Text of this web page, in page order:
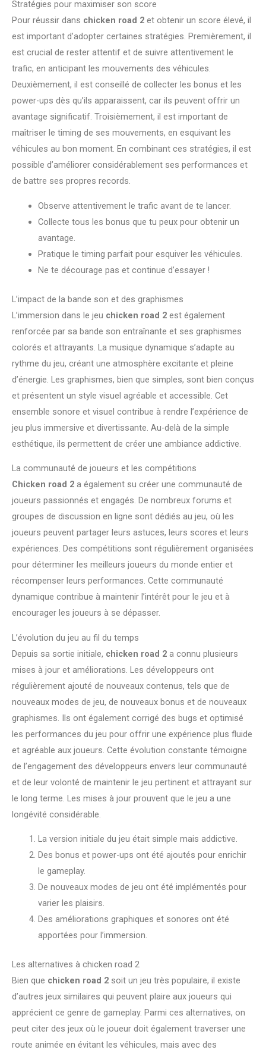
Stratégies pour maximiser son score
Pour réussir dans chicken road 2 et obtenir un score élevé, il
est important d’adopter certaines stratégies. Premièrement, il
est crucial de rester attentif et de suivre attentivement le
trafic, en anticipant les mouvements des véhicules.
Deuxièmement, il est conseillé de collecter les bonus et les
power-ups dès qu’ils apparaissent, car ils peuvent offrir un
avantage significatif. Troisièmement, il est important de
maîtriser le timing de ses mouvements, en esquivant les
véhicules au bon moment. En combinant ces stratégies, il est
possible d’améliorer considérablement ses performances et
de battre ses propres records.
Observe attentivement le trafic avant de te lancer.
Collecte tous les bonus que tu peux pour obtenir un
avantage.
Pratique le timing parfait pour esquiver les véhicules.
Ne te décourage pas et continue d’essayer !
L’impact de la bande son et des graphismes
L’immersion dans le jeu chicken road 2 est également
renforcée par sa bande son entraînante et ses graphismes
colorés et attrayants. La musique dynamique s’adapte au
rythme du jeu, créant une atmosphère excitante et pleine
d’énergie. Les graphismes, bien que simples, sont bien conçus
et présentent un style visuel agréable et accessible. Cet
ensemble sonore et visuel contribue à rendre l’expérience de
jeu plus immersive et divertissante. Au-delà de la simple
esthétique, ils permettent de créer une ambiance addictive.
La communauté de joueurs et les compétitions
Chicken road 2 a également su créer une communauté de
joueurs passionnés et engagés. De nombreux forums et
groupes de discussion en ligne sont dédiés au jeu, où les
joueurs peuvent partager leurs astuces, leurs scores et leurs
expériences. Des compétitions sont régulièrement organisées
pour déterminer les meilleurs joueurs du monde entier et
récompenser leurs performances. Cette communauté
dynamique contribue à maintenir l’intérêt pour le jeu et à
encourager les joueurs à se dépasser.
L’évolution du jeu au fil du temps
Depuis sa sortie initiale, chicken road 2 a connu plusieurs
mises à jour et améliorations. Les développeurs ont
régulièrement ajouté de nouveaux contenus, tels que de
nouveaux modes de jeu, de nouveaux bonus et de nouveaux
graphismes. Ils ont également corrigé des bugs et optimisé
les performances du jeu pour offrir une expérience plus fluide
et agréable aux joueurs. Cette évolution constante témoigne
de l’engagement des développeurs envers leur communauté
et de leur volonté de maintenir le jeu pertinent et attrayant sur
le long terme. Les mises à jour prouvent que le jeu a une
longévité considérable.
La version initiale du jeu était simple mais addictive.
Des bonus et power-ups ont été ajoutés pour enrichir
le gameplay.
De nouveaux modes de jeu ont été implémentés pour
varier les plaisirs.
Des améliorations graphiques et sonores ont été
apportées pour l’immersion.
Les alternatives à chicken road 2
Bien que chicken road 2 soit un jeu très populaire, il existe
d’autres jeux similaires qui peuvent plaire aux joueurs qui
apprécient ce genre de gameplay. Parmi ces alternatives, on
peut citer des jeux où le joueur doit également traverser une
route animée en évitant les véhicules, mais avec des